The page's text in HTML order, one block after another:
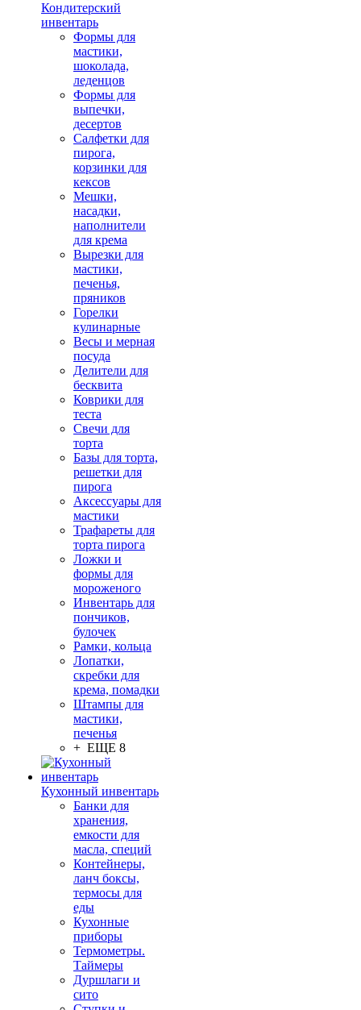
Кондитерский
инвентарь
Формы для
мастики,
шоколада,
леденцов
Формы для
выпечки,
десертов
Салфетки для
пирога,
корзинки для
кексов
Мешки,
насадки,
наполнители
для крема
Вырезки для
мастики,
печенья,
пряников
Горелки
кулинарные
Весы и мерная
посуда
Делители для
бесквита
Коврики для
теста
Свечи для
торта
Базы для торта,
решетки для
пирога
Аксессуары для
мастики
Трафареты для
торта пирога
Ложки и
формы для
мороженого
Инвентарь для
пончиков,
булочек
Рамки, кольца
Лопатки,
скребки для
крема, помадки
Штампы для
мастики,
печенья
+ ЕЩЕ 8
Кухонный инвентарь
Банки для
хранения,
емкости для
масла, специй
Контейнеры,
ланч боксы,
термосы для
еды
Кухонные
приборы
Термометры.
Таймеры
Дуршлаги и
сито